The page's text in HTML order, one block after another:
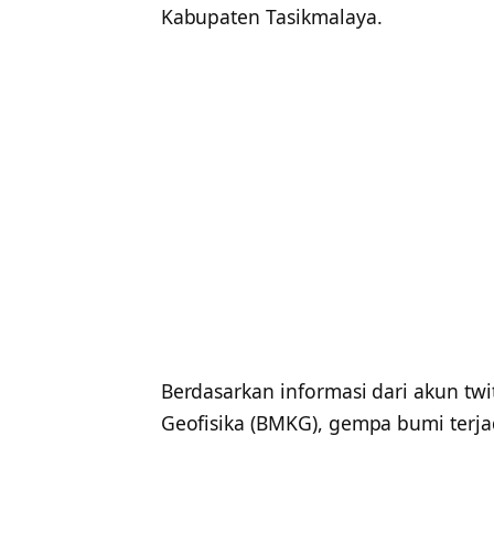
Kabupaten Tasikmalaya.
Berdasarkan informasi dari akun
Geofisika (BMKG), gempa bumi